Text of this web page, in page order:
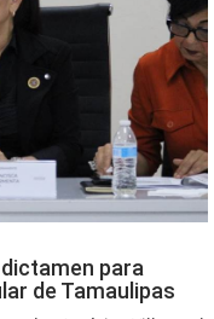
para
de Tamaulipas